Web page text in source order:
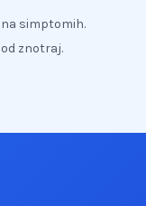
na simptomih.
znotraj.